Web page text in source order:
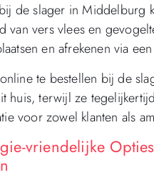
de slager in Middelburg
van vers vlees en
en afrekenen via
te bestellen bij de
huis, terwijl ze
voor zowel klanten als
vriendelijke